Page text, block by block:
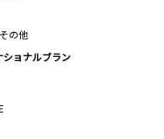
の他
ショナルブラン